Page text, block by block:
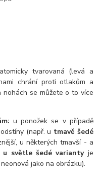
tvarovaná (levá a
chrání proti otlakům a
nohách se můžete o to více
u ponožek se v případě
(např. u tmavě šedé
u některých tmavší - a
u světle šedé variantyje
jako na obrázku).